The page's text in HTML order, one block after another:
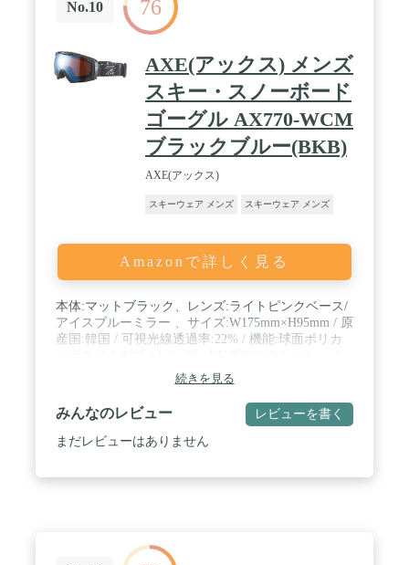
No.10 76
AXE(アックス) メンズ
スキー・スノーボード
ゴーグル AX770-WCM
ブラックブルー(BKB)
AXE(アックス)
スキーウェア メンズ スキーウェア メンズ
Amazonで詳しく見る
本体:マットブラック、レンズ:ライトピンクベース/
アイスブルーミラー 、サイズ:W175mm×H95mm / 原
産国:韓国 / 可視光線透過率:22% / 機能:球面ポリカ
ガネ対応、ヘルメット対応 / ツインアジャストベル
ト、センターフック、メガネ対応付き
続きを見る
みんなのレビュー レビューを書く
まだレビューはありません